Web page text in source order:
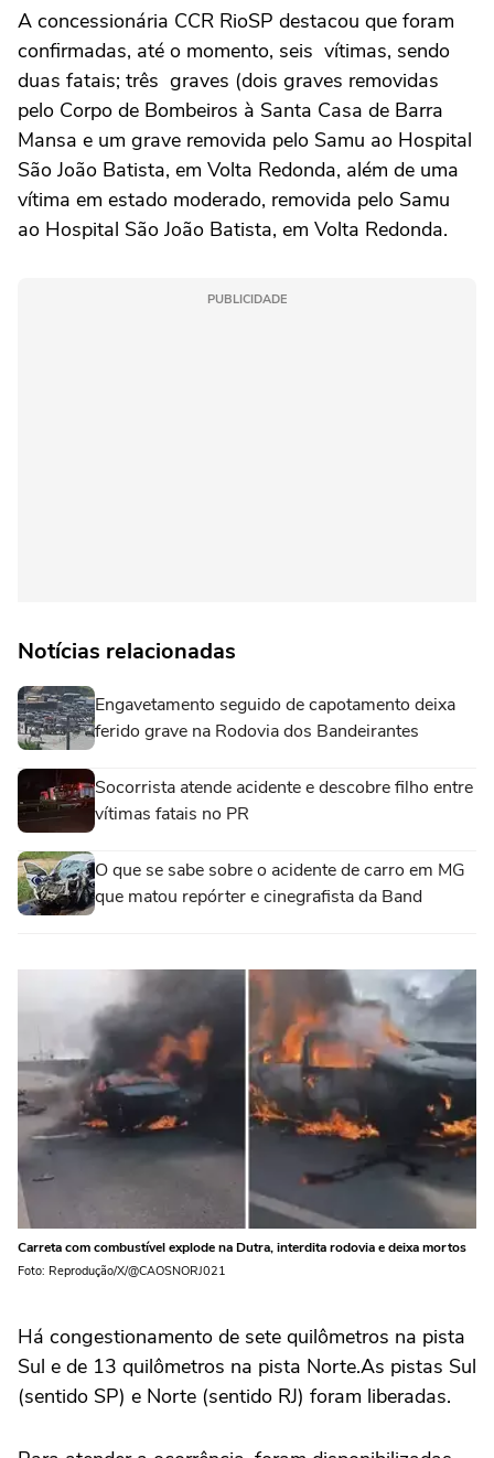
A concessionária CCR RioSP destacou que foram
confirmadas, até o momento, seis vítimas, sendo
duas fatais; três graves (dois graves removidas
pelo Corpo de Bombeiros à Santa Casa de Barra
Mansa e um grave removida pelo Samu ao Hospital
São João Batista, em Volta Redonda, além de uma
vítima em estado moderado, removida pelo Samu
ao Hospital São João Batista, em Volta Redonda.
PUBLICIDADE
Notícias relacionadas
Engavetamento seguido de capotamento deixa
ferido grave na Rodovia dos Bandeirantes
Socorrista atende acidente e descobre filho entre
vítimas fatais no PR
O que se sabe sobre o acidente de carro em MG
que matou repórter e cinegrafista da Band
Carreta com combustível explode na Dutra, interdita rodovia e deixa mortos
Foto: Reprodução/X/@CAOSNORJ021
Há congestionamento de sete quilômetros na pista
Sul e de 13 quilômetros na pista Norte.As pistas Sul
(sentido SP) e Norte (sentido RJ) foram liberadas.